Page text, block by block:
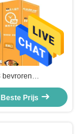
bevroren
80 Keuzen
VleesAutomaat
Prijs